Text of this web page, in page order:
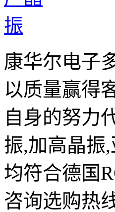
康华尔电子
以质量赢得
自身的努力
振,加高晶振
均符合德国
咨询选购热